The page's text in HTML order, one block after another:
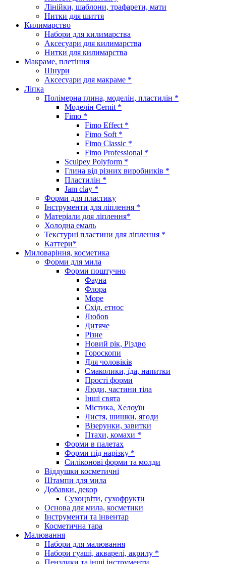
Лінійки, шаблони, трафарети, мати
Нитки для шиття
Килимарство
Набори для килимарства
Аксесуари для килимарства
Нитки для килимарства
Макраме, плетіння
Шнури
Аксесуари для макраме *
Ліпка
Полімерна глина, моделін, пластилін *
Моделін Cernit *
Fimo *
Fimo Effect *
Fimo Soft *
Fimo Classic *
Fimo Professional *
Sculpey Polyform *
Глина від різних виробників *
Пластилін *
Jam clay *
Форми для пластику
Інструменти для ліплення *
Матеріали для ліплення*
Холодна емаль
Текстурні пластини для ліплення *
Каттери*
Миловаріння, косметика
Форми для мила
Форми поштучно
Фауна
Флора
Море
Схід, етнос
Любов
Дитяче
Різне
Новий рік, Різдво
Гороскопи
Для чоловіків
Смаколики, їда, напитки
Прості форми
Люди, частини тіла
Інші свята
Містика, Хелоуїн
Листя, шишки, ягоди
Візерунки, завитки
Птахи, комахи *
Форми в палетах
Форми під нарізку *
Силіконові форми та молди
Віддушки косметичні
Штампи для мила
Добавки, декор
Сухоцвіти, сухофрукти
Основа для мила, косметики
Інструменти та інвентар
Косметична тара
Малювання
Набори для малювання
Набори гуаші, акварелі, акрилу *
Пензлики та інші інструменти